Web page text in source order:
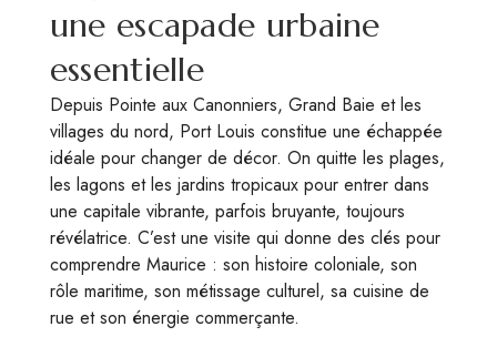
une escapade urbaine
essentielle
Depuis Pointe aux Canonniers, Grand Baie et les
villages du nord, Port Louis constitue une échappée
idéale pour changer de décor. On quitte les plages,
les lagons et les jardins tropicaux pour entrer dans
une capitale vibrante, parfois bruyante, toujours
révélatrice. C’est une visite qui donne des clés pour
comprendre Maurice : son histoire coloniale, son
rôle maritime, son métissage culturel, sa cuisine de
rue et son énergie commerçante.